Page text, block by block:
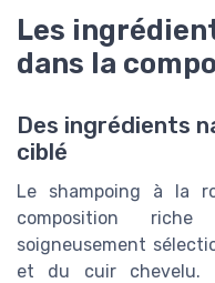
Les
dans la
Des ingrédients
ciblé
Le shampoing à la
composition
soigneusement
et du cuir chevelu.